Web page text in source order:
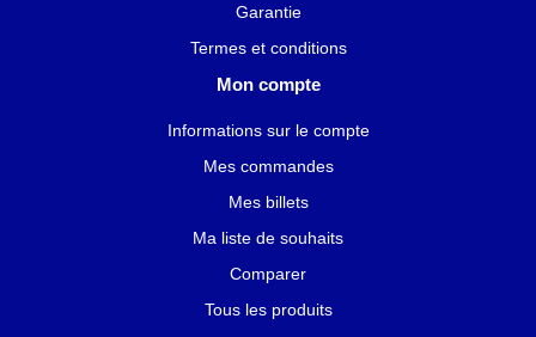
Garantie
Termes et conditions
Mon compte
Informations sur le compte
Mes commandes
Mes billets
Ma liste de souhaits
Comparer
Tous les produits